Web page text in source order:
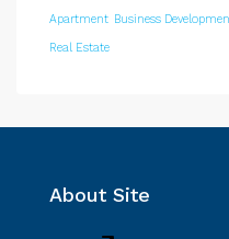
Apartment Business
Real Estate
About Site